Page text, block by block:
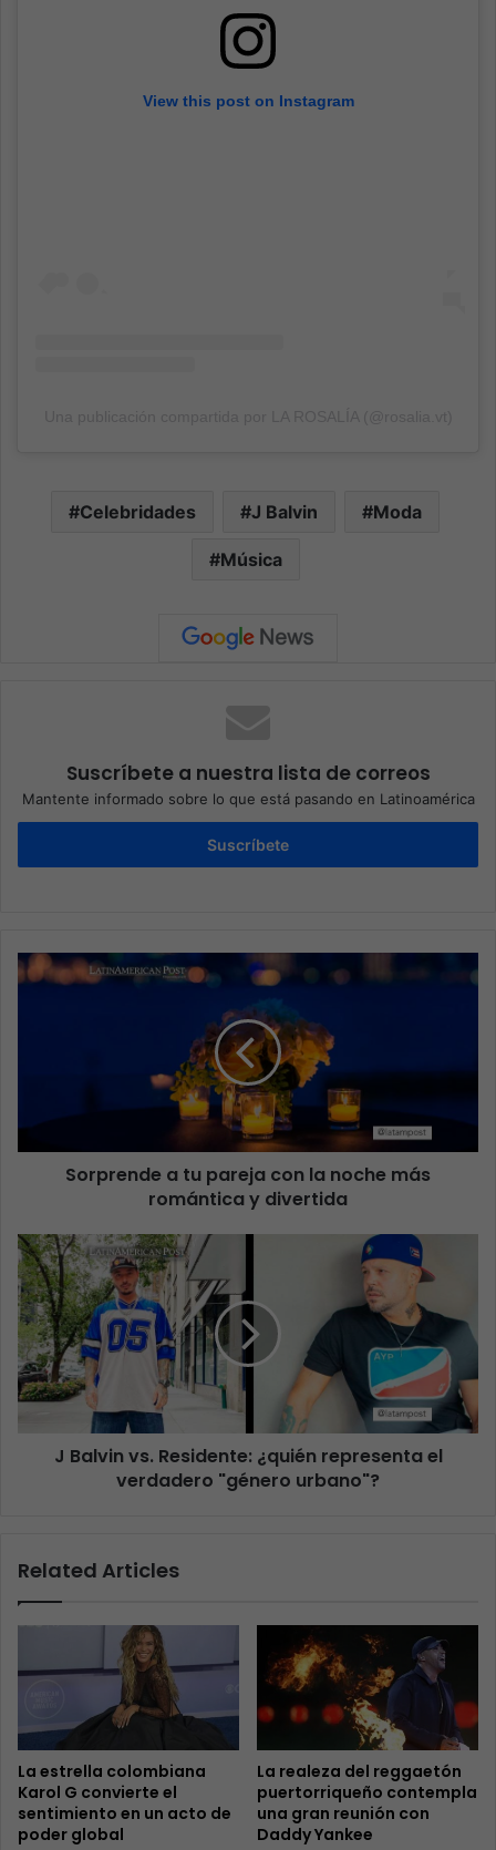
View this post on Instagram
Celebridades J Balvin Moda
Música
Suscríbete a nuestra lista de correos
Mantente informado sobre lo que está pasando en Latinoamérica
Suscríbete
Sorprende a tu pareja con la noche más
romántica y divertida
J Balvin vs. Residente: ¿quién representa el
verdadero "género urbano"?
Related Articles
La estrella colombiana
Karol G convierte el
sentimiento en un acto de
poder global
La realeza del reggaetón
puertorriqueño contempla
una gran reunión con
Daddy Yankee